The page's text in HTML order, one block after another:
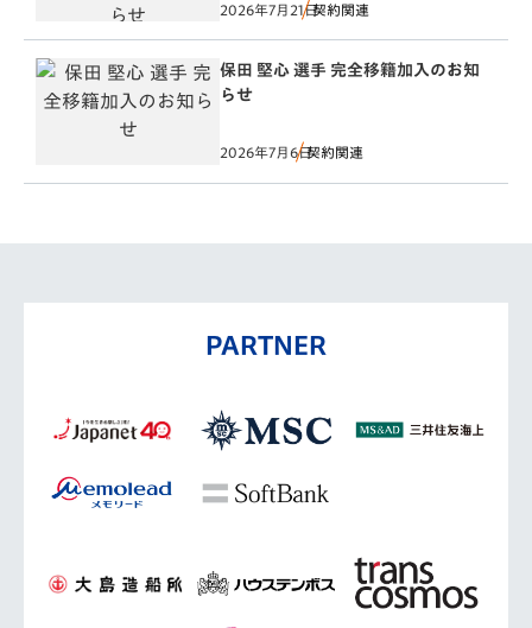
2026年7月21日契約関連
保田 堅心 選手 完全移籍加入のお知
らせ
2026年7月6日契約関連
PARTNER